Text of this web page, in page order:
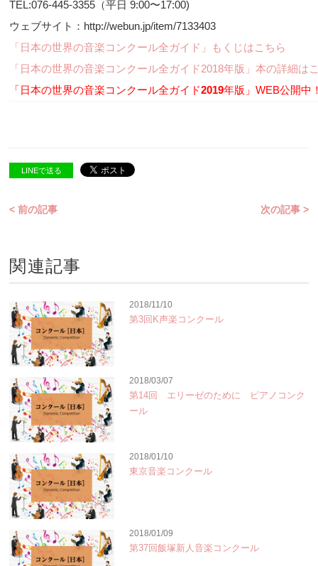
TEL:076-445-3355（平日 9:00〜17:00)
ウェブサイト：http://webun.jp/item/7133403
「日本の世界の音楽コンクール全ガイド」もくじはこちら
「日本の世界の音楽コンクール全ガイド2018年版」本の詳細は
「日本の世界の音楽コンクール全ガイド2019年版」WEB公開中
LINEで送る
< 前の記事 次の記事 >
関連記事
2018/11/10
第3回K声楽コンクール
2018/03/07
第14回 エリーゼのために ピアノコンク
ール
2018/01/10
東京音楽コンクール
2018/01/09
第37回飯塚新人音楽コンクール